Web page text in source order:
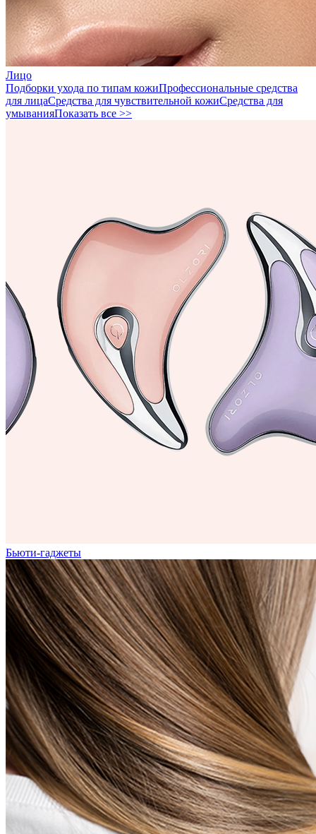
Лицо
Подборки ухода по типам кожиПрофессиональные средства
для лицаСредства для чувствительной кожиСредства для
умыванияПоказать все >>
Бьюти-гаджеты